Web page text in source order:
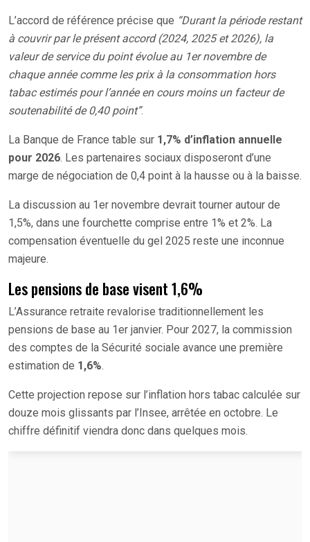
L’accord de référence précise que “Durant la période restant
à couvrir par le présent accord (2024, 2025 et 2026), la
valeur de service du point évolue au 1er novembre de
chaque année comme les prix à la consommation hors
tabac estimés pour l’année en cours moins un facteur de
soutenabilité de 0,40 point”.
La Banque de France table sur 1,7% d’inflation annuelle
pour 2026. Les partenaires sociaux disposeront d’une
marge de négociation de 0,4 point à la hausse ou à la baisse.
La discussion au 1er novembre devrait tourner autour de
1,5%, dans une fourchette comprise entre 1% et 2%. La
compensation éventuelle du gel 2025 reste une inconnue
majeure.
Les pensions de base visent 1,6%
L’Assurance retraite revalorise traditionnellement les
pensions de base au 1er janvier. Pour 2027, la commission
des comptes de la Sécurité sociale avance une première
estimation de 1,6%.
Cette projection repose sur l’inflation hors tabac calculée sur
douze mois glissants par l’Insee, arrêtée en octobre. Le
chiffre définitif viendra donc dans quelques mois.